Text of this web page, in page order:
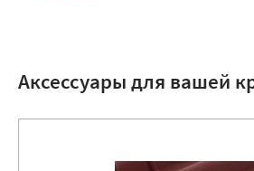
Аксессуары для вашей